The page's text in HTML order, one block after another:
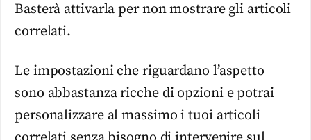
Basterà attivarla per non mostrare gli articoli
correlati.
Le impostazioni che riguardano l’aspetto
sono abbastanza ricche di opzioni e potrai
personalizzare al massimo i tuoi articoli